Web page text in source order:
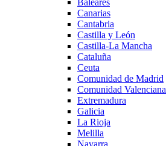
Canarias
Cantabria
Castilla y León
Castilla-La Mancha
Cataluña
Ceuta
Comunidad de Madrid
Comunidad Valenciana
Extremadura
Galicia
La Rioja
Melilla
Navarra